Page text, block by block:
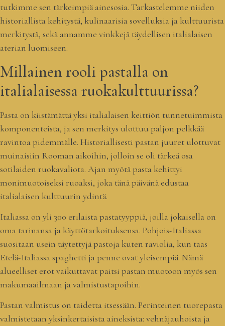
tutkimme sen tärkeimpiä ainesosia. Tarkastelemme niiden
historiallista kehitystä, kulinaarisia sovelluksia ja kulttuurista
merkitystä, sekä annamme vinkkejä täydellisen italialaisen
aterian luomiseen.
Millainen rooli pastalla on
italialaisessa ruokakulttuurissa?
Pasta on kiistämättä yksi italialaisen keittiön tunnetuimmista
komponenteista, ja sen merkitys ulottuu paljon pelkkää
ravintoa pidemmälle. Historiallisesti pastan juuret ulottuvat
muinaisiin Rooman aikoihin, jolloin se oli tärkeä osa
sotilaiden ruokavaliota. Ajan myötä pasta kehittyi
monimuotoiseksi ruoaksi, joka tänä päivänä edustaa
italialaisen kulttuurin ydintä.
Italiassa on yli 300 erilaista pastatyyppiä, joilla jokaisella on
oma tarinansa ja käyttötarkoituksensa. Pohjois-Italiassa
suositaan usein täytettyjä pastoja kuten raviolia, kun taas
Etelä-Italiassa spaghetti ja penne ovat yleisempiä. Nämä
alueelliset erot vaikuttavat paitsi pastan muotoon myös sen
makumaailmaan ja valmistustapoihin.
Pastan valmistus on taidetta itsessään. Perinteinen tuorepasta
valmistetaan yksinkertaisista aineksista: vehnäjauhoista ja